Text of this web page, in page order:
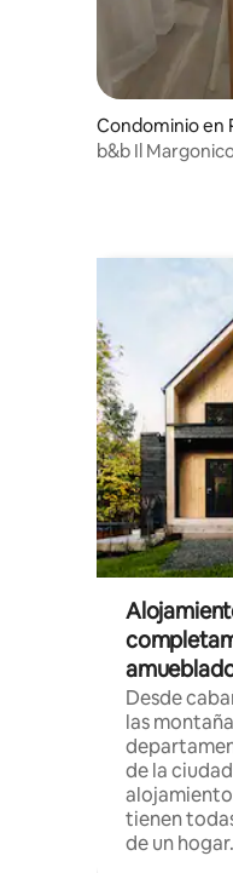
Condominio en
b&b Il
Desde
las
de la
tienen
de un hogar.